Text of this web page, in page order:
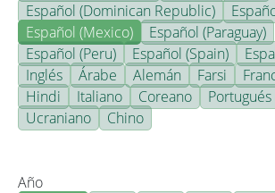
Español (Dominican Republic)
Español (Mexico)
Español (Paraguay)
Español (Peru)
Español (Spain)
Inglés
Árabe Alemán Farsi
Hindi
Italiano Coreano Portugués
Ucraniano
Chino
Año